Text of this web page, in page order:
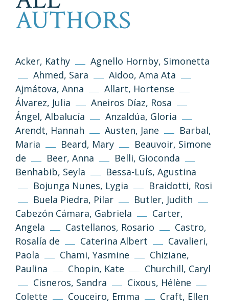
AUTHORS
Acker, Kathy
Agnello Hornby, Simonetta
Ahmed, Sara
Aidoo, Ama Ata
Ajmátova, Anna
Allart, Hortense
Álvarez, Julia
Aneiros Díaz, Rosa
Ángel, Albalucía
Anzaldúa, Gloria
Arendt, Hannah
Austen, Jane
Barbal,
Maria
Beard, Mary
Beauvoir, Simone
de
Beer, Anna
Belli, Gioconda
Benhabib, Seyla
Bessa-Luís, Agustina
Bojunga Nunes, Lygia
Braidotti, Rosi
Buela Piedra, Pilar
Butler, Judith
Cabezón Cámara, Gabriela
Carter,
Angela
Castellanos, Rosario
Castro,
Rosalía de
Caterina Albert
Cavalieri,
Paola
Chami, Yasmine
Chiziane,
Paulina
Chopin, Kate
Churchill, Caryl
Cisneros, Sandra
Cixous, Hélène
Colette
Couceiro, Emma
Craft, Ellen